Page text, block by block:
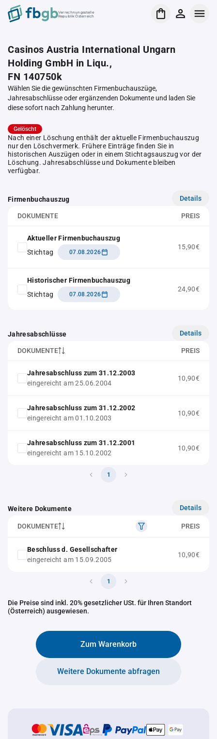
Verrechnungsstelle
Republik Österreich
Casinos Austria International Ungarn
Holding GmbH in Liqu.,
FN 140750k
Wählen Sie die gewünschten Firmenbuchauszüge,
Jahresabschlüsse oder ergänzenden Dokumente und laden Sie
diese sofort nach Zahlung herunter.
Gelöscht
Nach einer Löschung enthält der aktuelle Firmenbuchauszug
nur den Löschvermerk. Frühere Einträge finden Sie in
historischen Auszügen oder in einem Stichtagsauszug vor der
Löschung. Jahresabschlüsse und Dokumente bleiben
verfügbar.
Firmenbuchauszug Details
DOKUMENTE PREIS
Aktueller Firmenbuchauszug
Stichtag
07.08.2026
15,90€
Historischer Firmenbuchauszug
Stichtag
07.08.2026
24,90€
Jahresabschlüsse Details
DOKUMENTE PREIS
Jahresabschluss zum 31.12.2003
eingereicht am 25.06.2004
10,90€
Jahresabschluss zum 31.12.2002
eingereicht am 01.10.2003
10,90€
Jahresabschluss zum 31.12.2001
eingereicht am 15.10.2002
10,90€
1
Weitere Dokumente Details
DOKUMENTE PREIS
Beschluss d. Gesellschafter
eingereicht am 15.09.2005
10,90€
1
Die Preise sind inkl. 20% gesetzlicher USt. für Ihren Standort
(Österreich) ausgewiesen.
Zum Warenkorb
Weitere Dokumente abfragen